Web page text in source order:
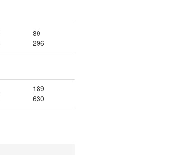
89
296
189
630